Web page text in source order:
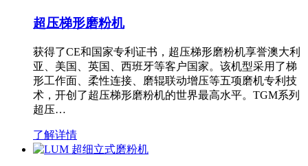
超压梯形磨粉机
获得了CE和国家专利证书，超压梯形磨粉机享誉澳大利
亚、美国、英国、西班牙等客户国家。该机型采用了梯
形工作面、柔性连接、磨辊联动增压等五项磨机专利技
术，开创了超压梯形磨粉机的世界最高水平。TGM系列
超压…
了解详情